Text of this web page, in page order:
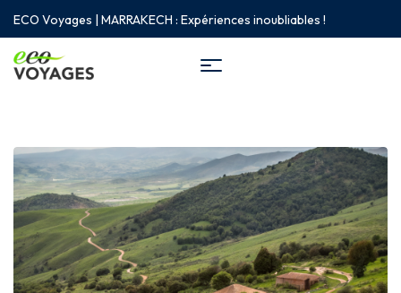
ECO Voyages | MARRAKECH : Expériences inoubliables !